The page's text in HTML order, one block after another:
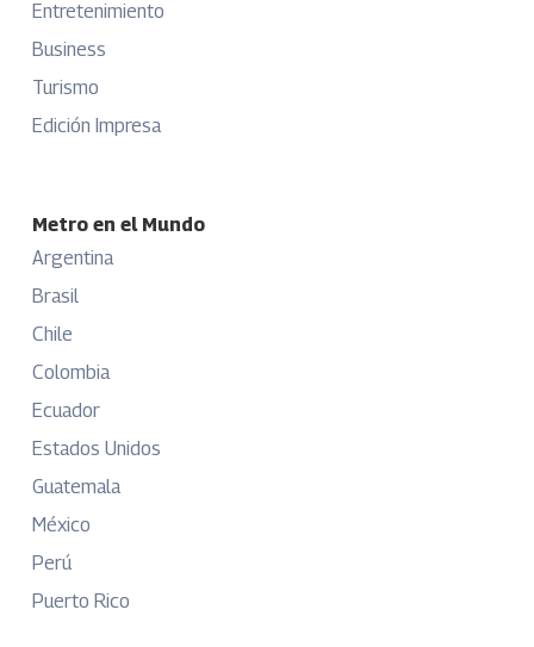
Entretenimiento
Business
Turismo
Edición Impresa
Metro en el Mundo
Argentina
Brasil
Chile
Colombia
Ecuador
Estados Unidos
Guatemala
México
Perú
Puerto Rico